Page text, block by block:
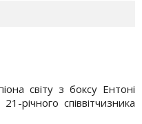
світу з боксу Ентоні
річного співвітчизника